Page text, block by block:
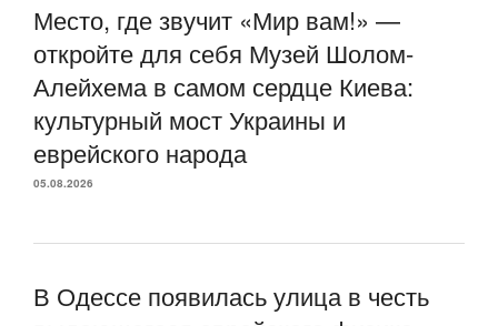
Место, где звучит «Мир вам!» —
откройте для себя Музей Шолом-
Алейхема в самом сердце Киева:
культурный мост Украины и
еврейского народа
05.08.2026
В Одессе появилась улица в честь